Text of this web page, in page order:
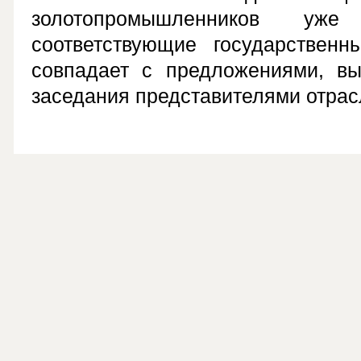
золотопромышленников
соответствующие
совпадает с предложениями,
заседания представителями